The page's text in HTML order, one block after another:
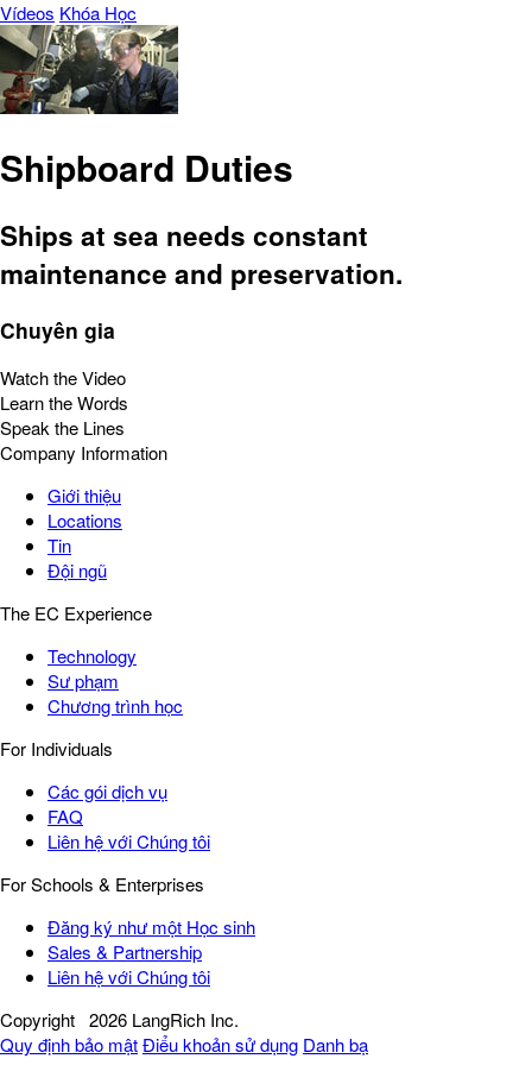
Vídeos Khóa Học
Shipboard Duties
Ships at sea needs constant
maintenance and preservation.
Chuyên gia
Watch the Video
Learn the Words
Speak the Lines
Company Information
Giới thiệu
Locations
Tin
Đội ngũ
The EC Experience
Technology
Sư phạm
Chương trình học
For Individuals
Các gói dịch vụ
FAQ
Liên hệ với Chúng tôi
For Schools & Enterprises
Đăng ký như một Học sinh
Sales & Partnership
Liên hệ với Chúng tôi
Copyright 2026 LangRich Inc.
Quy định bảo mậtĐiểu khoản sử dụng Danh bạ